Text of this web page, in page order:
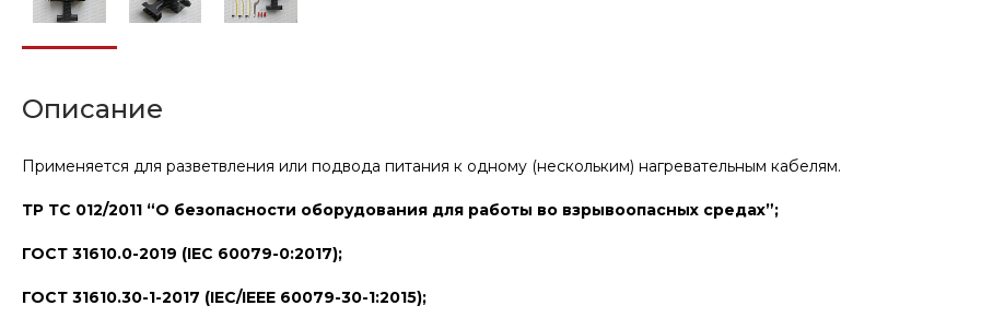
Описание
Применяется для разветвления или подвода питания к одному (нескольким) нагревательным кабелям.
ТР ТС 012/2011 “О безопасности оборудования для работы во взрывоопасных средах”;
ГОСТ 31610.0-2019 (IEC 60079-0:2017);
ГОСТ 31610.30-1-2017 (IEC/IEEE 60079-30-1:2015);